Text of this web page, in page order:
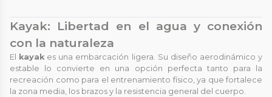
Kayak: Libertad en el agua y conexión
con la naturaleza
El kayakes una embarcación ligera. Su diseño aerodinámico y
estable lo convierte en una opción perfecta tanto para la
recreación como para el entrenamiento físico, ya que fortalece
la zona media, los brazos y la resistencia general del cuerpo.